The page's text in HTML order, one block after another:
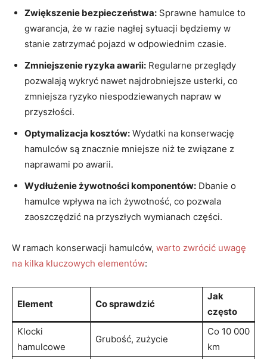
Zwiększenie bezpieczeństwa: Sprawne hamulce to
gwarancja, że⁣ w razie nagłej sytuacji⁤ będziemy w
stanie zatrzymać pojazd w odpowiednim czasie.
Zmniejszenie ryzyka awarii: Regularne przeglądy
pozwalają‌ wykryć nawet‍ najdrobniejsze usterki, co
‌zmniejsza ryzyko ‌niespodziewanych napraw w
przyszłości.
Optymalizacja kosztów: Wydatki na konserwację
hamulców są znacznie mniejsze niż te związane z
naprawami po awarii.
Wydłużenie żywotności komponentów: ​Dbanie o
hamulce wpływa na ich żywotność, co pozwala
zaoszczędzić na przyszłych wymianach części.
W ramach konserwacji hamulców, warto zwrócić uwagę
na kilka kluczowych elementów:
Element Co sprawdzić
Jak
często
Klocki
hamulcowe
Grubość, zużycie
Co 10 000
‍km